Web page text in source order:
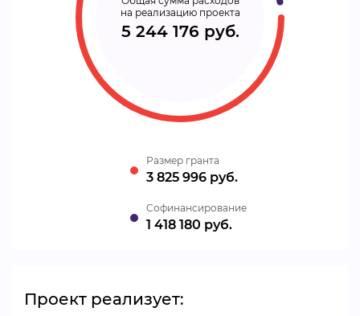
на реализацию проекта
5 244 176 руб.
Размер гранта
3 825 996 руб.
Cофинансирование
1 418 180 руб.
Проект реализует: